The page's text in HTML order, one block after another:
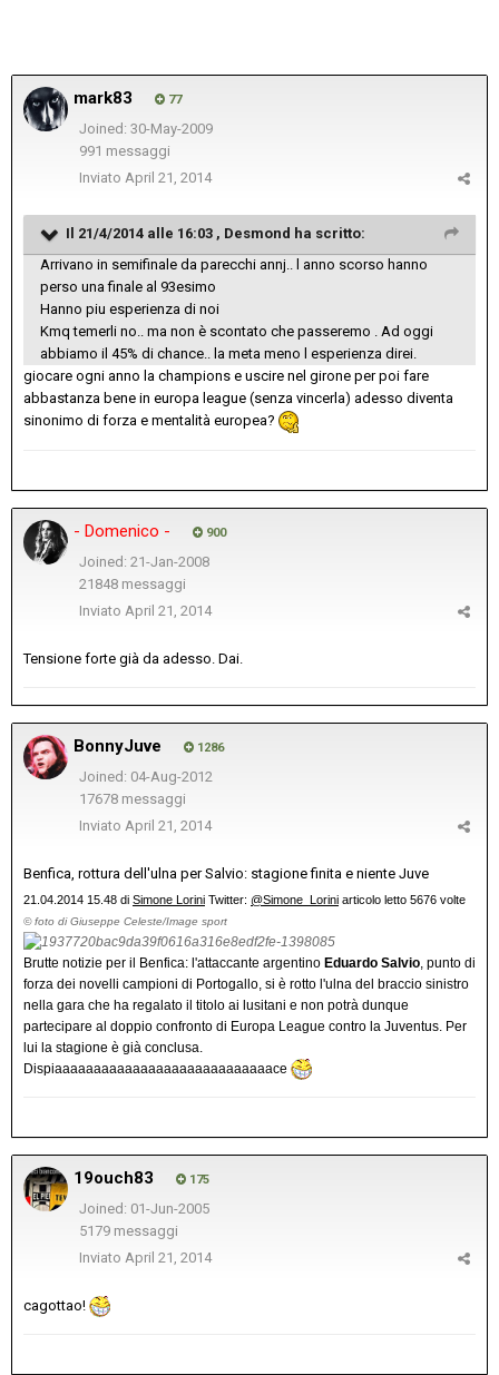
mark83 77
Joined: 30-May-2009
991 messaggi
Inviato April 21, 2014
Il 21/4/2014 alle 16:03 , Desmond ha scritto:
Arrivano in semifinale da parecchi annj.. l anno scorso hanno
perso una finale al 93esimo
Hanno piu esperienza di noi
Kmq temerli no.. ma non è scontato che passeremo . Ad oggi
abbiamo il 45% di chance.. la meta meno l esperienza direi.
giocare ogni anno la champions e uscire nel girone per poi fare
abbastanza bene in europa league (senza vincerla) adesso diventa
sinonimo di forza e mentalità europea?
- Domenico - 900
Joined: 21-Jan-2008
21848 messaggi
Inviato April 21, 2014
Tensione forte già da adesso. Dai.
BonnyJuve 1286
Joined: 04-Aug-2012
17678 messaggi
Inviato April 21, 2014
Benfica, rottura dell'ulna per Salvio: stagione finita e niente Juve
21.04.2014 15.48 di Simone Lorini Twitter: @Simone_Lorini articolo letto 5676 volte
© foto di Giuseppe Celeste/Image sport
Brutte notizie per il Benfica: l'attaccante argentino Eduardo Salvio , punto di
forza dei novelli campioni di Portogallo, si è rotto l'ulna del braccio sinistro
nella gara che ha regalato il titolo ai lusitani e non potrà dunque
partecipare al doppio confronto di Europa League contro la Juventus. Per
lui la stagione è già conclusa.
Dispiaaaaaaaaaaaaaaaaaaaaaaaaaaaace
19ouch83 175
Joined: 01-Jun-2005
5179 messaggi
Inviato April 21, 2014
cagottao!